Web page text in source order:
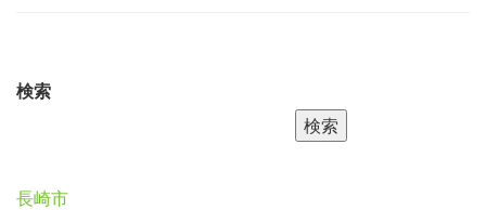
検索
検索
長崎市